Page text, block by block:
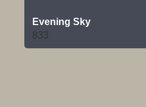
Evening Sky
833